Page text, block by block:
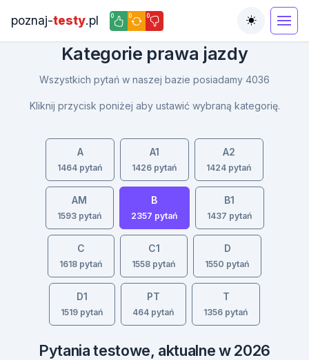
poznaj-testy.pl 0 0 0
Toggle
Kategorie prawa jazdy
Wszystkich pytań w naszej bazie posiadamy 4036
Kliknij przycisk poniżej aby ustawić wybraną kategorię.
A
1464 pytań
A1
1426 pytań
A2
1424 pytań
AM
1593 pytań
B
2357 pytań
B1
1437 pytań
C
1618 pytań
C1
1558 pytań
D
1550 pytań
D1
1519 pytań
PT
464 pytań
T
1356 pytań
Pytania testowe, aktualne w 2026